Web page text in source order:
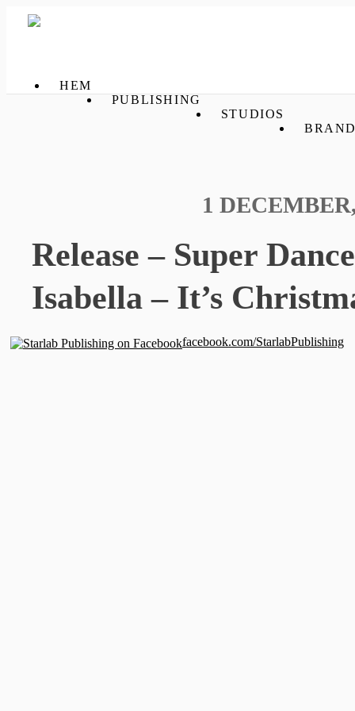
HEM
PUBLISHING
STUDIOS
1
Release – Super
Isabella – It’s
facebook.com/StarlabPublishing